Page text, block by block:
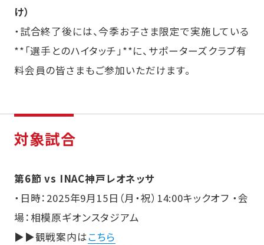
け）
・試合終了後には、今季お子さま限定で実施している
**「選手とのハイタッチ」**に、サポーターズクラブ有
料会員の皆さまもご参加いただけます。
対象試合
第6節 vs INAC神戸レオネッサ
・日時：2025年9月15日（月・祝）14:00キックオフ ・会
場：相模原ギオンスタジアム
▶▶観戦案内はこちら